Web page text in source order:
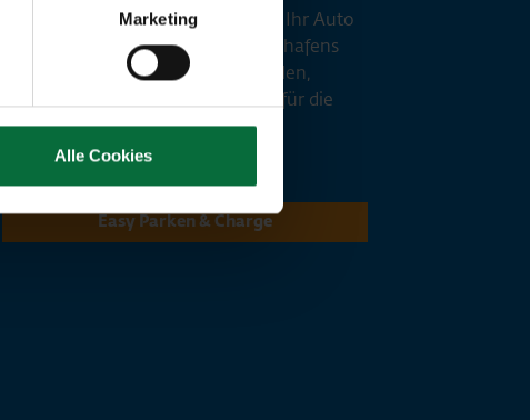
Marketing
Alle Cookies
Einen Tag vor Ihrer Rückkehr wird Ihr Auto
an der Schnellladestation des Flughafens
Wien von uns vollständig aufgeladen,
sodass es bei Ihrer Ankunft bereit für die
Weiterfahrt ist.
Easy Parken & Charge